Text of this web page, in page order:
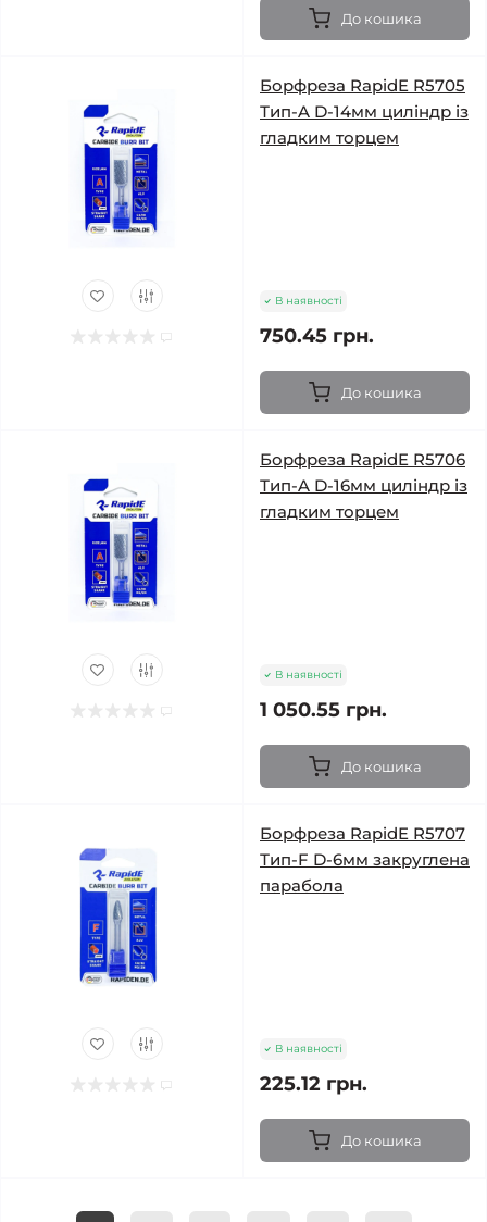
До кошика
Борфреза RapidE R5705
Тип-A D-14мм циліндр із
гладким торцем
В наявності
750.45 грн.
До кошика
Борфреза RapidE R5706
Тип-A D-16мм циліндр із
гладким торцем
В наявності
1 050.55 грн.
До кошика
Борфреза RapidE R5707
Тип-F D-6мм закруглена
парабола
В наявності
225.12 грн.
До кошика